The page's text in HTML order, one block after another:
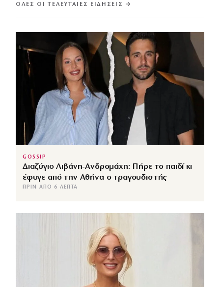
ΌΛΕΣ ΟΙ ΤΕΛΕΥΤΑΊΕΣ ΕΙΔΉΣΕΙΣ →
GOSSIP
Διαζύγιο Λιβάνη-Ανδρομάχη: Πήρε το παιδί κι
έφυγε από την Αθήνα ο τραγουδιστής
ΠΡΙΝ ΑΠΌ 6 ΛΕΠΤΆ